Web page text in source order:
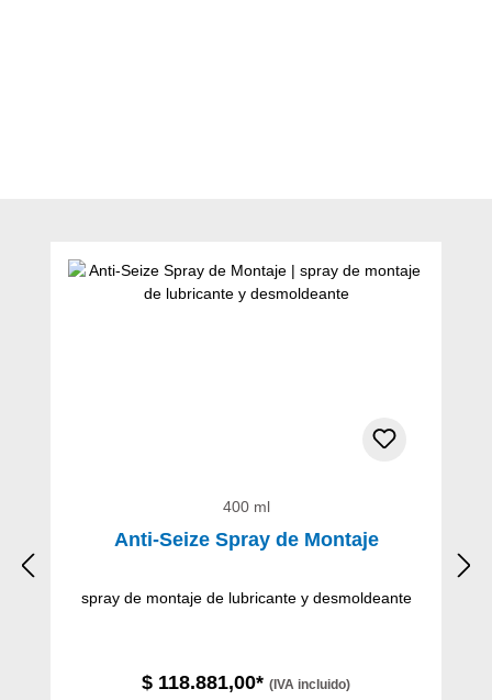
400 ml
Anti-Seize Spray de Montaje
spray de montaje de lubricante y desmoldeante
$ 118.881,00* (IVA incluido)